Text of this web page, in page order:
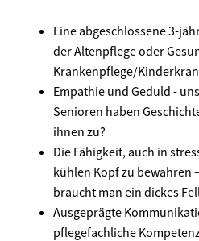
Eine abgeschlossene 3-
der Altenpflege oder
Krankenpflege/
Empathie und Geduld -
Senioren haben
ihnen zu?
Die Fähigkeit, auch in
kühlen Kopf zu bewahren
braucht man ein dickes
Ausgeprägte
pflegefachliche